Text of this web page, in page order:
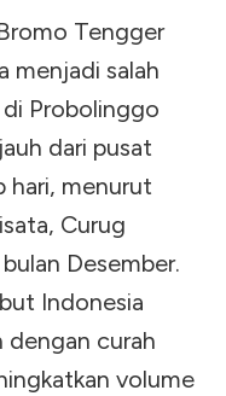
Tengger
menjadi salah
Probolinggo
dari pusat
hari, menurut
Curug
Desember.
Indonesia
dengan curah
volume